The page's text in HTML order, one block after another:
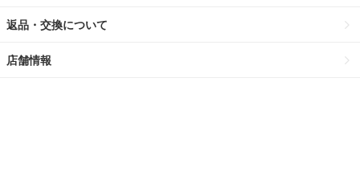
返品・交換について
店舗情報